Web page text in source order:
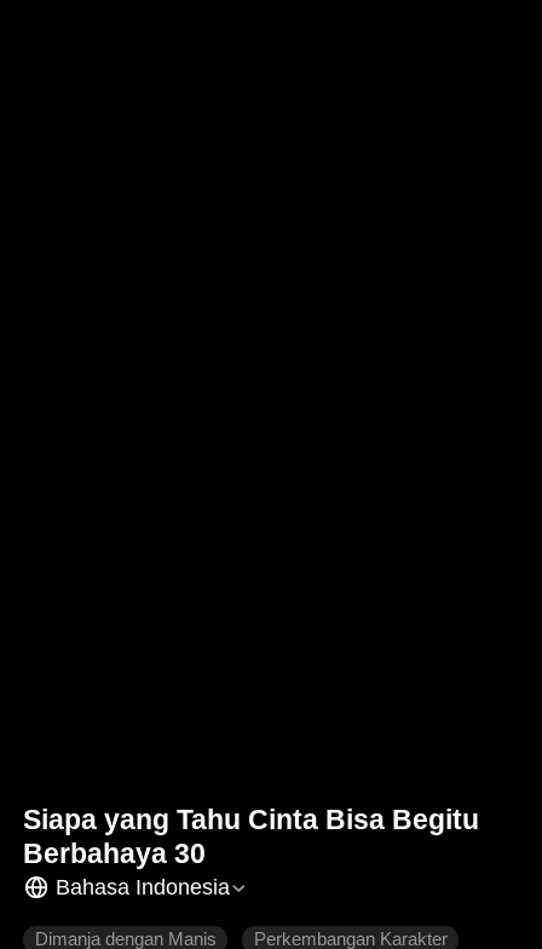
Siapa yang Tahu Cinta Bisa Begitu
Berbahaya 30
Bahasa Indonesia
Dimanja dengan Manis Perkembangan Karakter